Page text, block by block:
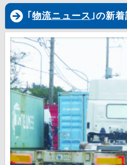
｢ 物流ニュース｣の新着